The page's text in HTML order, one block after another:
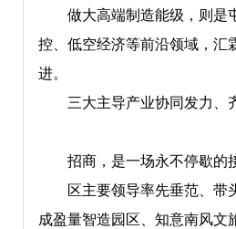
做大高端制造能级，则是屯
控、低空经济等前沿领域，汇
进。
三大主导产业协同发力、齐
招商，是一场永不停歇的接
区主要领导率先垂范、带头
成盈量智造园区、知意南风文